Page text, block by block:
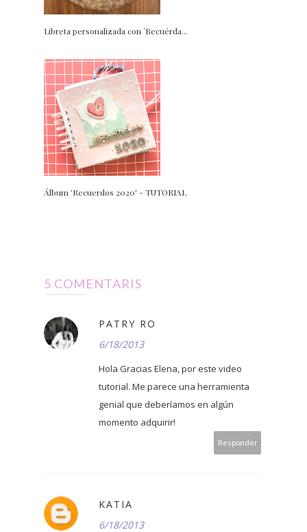
Libreta personalizada con ´Recuérda...
Álbum 'Recuerdos 2020' - TUTORIAL
5 COMENTARIS
PATRY RO
6/18/2013
Hola Gracias Elena, por este video
tutorial. Me parece una herramienta
genial que deberíamos en algún
momento adquirir!
Responder
KATIA
6/18/2013